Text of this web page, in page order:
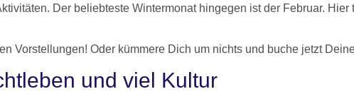
Der beliebteste Wintermonat hingegen ist der Februar.
Vorstellungen! Oder kümmere Dich um nichts und buche jetzt
und viel Kultur